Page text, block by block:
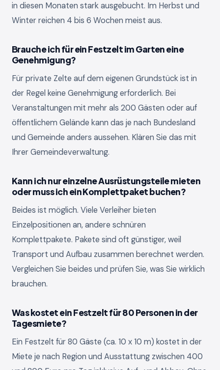
in diesen Monaten stark ausgebucht. Im Herbst und
Winter reichen 4 bis 6 Wochen meist aus.
Brauche ich für ein Festzelt im Garten eine
Genehmigung?
Für private Zelte auf dem eigenen Grundstück ist in
der Regel keine Genehmigung erforderlich. Bei
Veranstaltungen mit mehr als 200 Gästen oder auf
öffentlichem Gelände kann das je nach Bundesland
und Gemeinde anders aussehen. Klären Sie das mit
Ihrer Gemeindeverwaltung.
Kann ich nur einzelne Ausrüstungsteile mieten
oder muss ich ein Komplettpaket buchen?
Beides ist möglich. Viele Verleiher bieten
Einzelpositionen an, andere schnüren
Komplettpakete. Pakete sind oft günstiger, weil
Transport und Aufbau zusammen berechnet werden.
Vergleichen Sie beides und prüfen Sie, was Sie wirklich
brauchen.
Was kostet ein Festzelt für 80 Personen in der
Tagesmiete?
Ein Festzelt für 80 Gäste (ca. 10 x 10 m) kostet in der
Miete je nach Region und Ausstattung zwischen 400